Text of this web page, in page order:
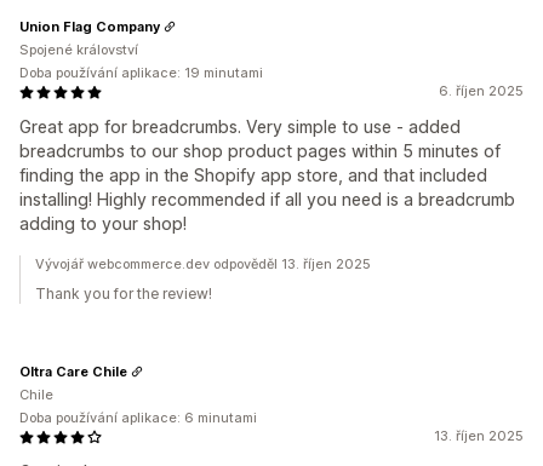
6. říjen 2025
Great app for breadcrumbs. Very simple to use - added
breadcrumbs to our shop product pages within 5 minutes of
finding the app in the Shopify app store, and that included
installing! Highly recommended if all you need is a breadcrumb
adding to your shop!
Union Flag Company
Spojené království
Doba používání aplikace: 19 minutami
Vývojář webcommerce.dev odpověděl 13. říjen 2025
Thank you for the review!
13. říjen 2025
Oltra Care Chile
Chile
Doba používání aplikace: 6 minutami